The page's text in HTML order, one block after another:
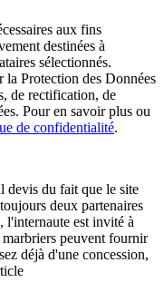
aux fins
destinées à
sélectionnés.
la Protection des Données
de rectification, de
Pour en savoir plus ou
de confidentialité.
devis du fait que le site
deux partenaires
l'internaute est invité à
peuvent fournir
déjà d'une concession,